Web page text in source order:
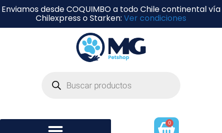
Enviamos desde COQUIMBO a todo Chile continental vía
Chilexpress o Starken: Ver condiciones
0